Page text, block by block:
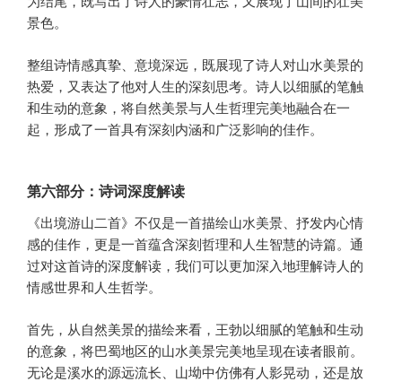
景色。
整组诗情感真挚、意境深远，既展现了诗人对山水美景的
热爱，又表达了他对人生的深刻思考。诗人以细腻的笔触
和生动的意象，将自然美景与人生哲理完美地融合在一
起，形成了一首具有深刻内涵和广泛影响的佳作。
第六部分：诗词深度解读
《出境游山二首》不仅是一首描绘山水美景、抒发内心情
感的佳作，更是一首蕴含深刻哲理和人生智慧的诗篇。通
过对这首诗的深度解读，我们可以更加深入地理解诗人的
情感世界和人生哲学。
首先，从自然美景的描绘来看，王勃以细腻的笔触和生动
的意象，将巴蜀地区的山水美景完美地呈现在读者眼前。
无论是溪水的源远流长、山坳中仿佛有人影晃动，还是放